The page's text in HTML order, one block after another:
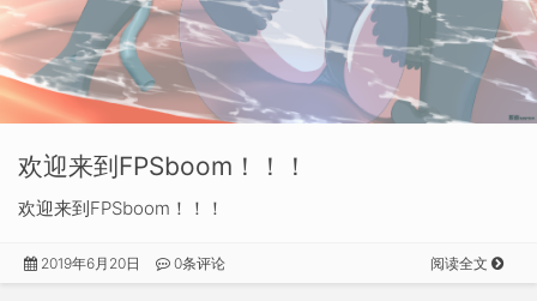
欢迎来到FPSboom！！！
欢迎来到FPSboom！！！
2019年6月20日 0条评论 阅读全文